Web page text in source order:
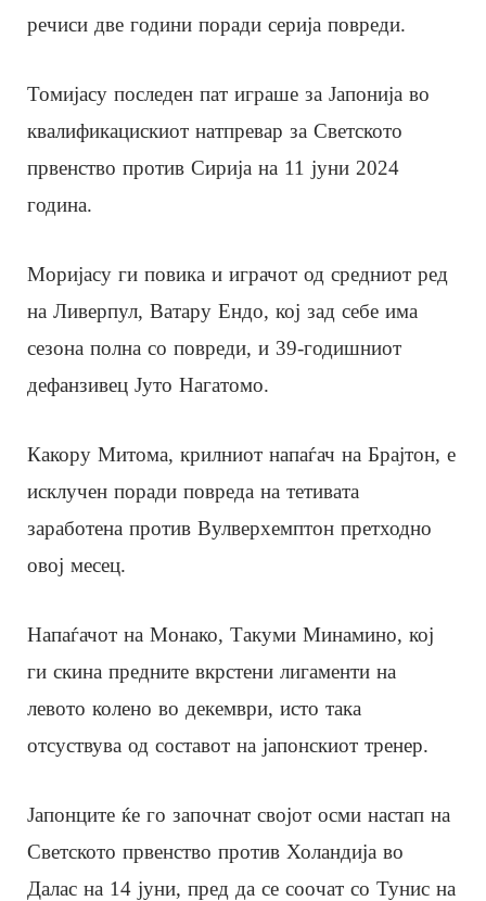
речиси две години поради серија повреди.
Томијасу последен пат играше за Јапонија во
квалификацискиот натпревар за Светското
првенство против Сирија на 11 јуни 2024
година.
Моријасу ги повика и играчот од средниот ред
на Ливерпул, Ватару Ендо, кој зад себе има
сезона полна со повреди, и 39-годишниот
дефанзивец Јуто Нагатомо.
Какору Митома, крилниот напаѓач на Брајтон, е
исклучен поради повреда на тетивата
заработена против Вулверхемптон претходно
овој месец.
Напаѓачот на Монако, Такуми Минамино, кој
ги скина предните вкрстени лигаменти на
левото колено во декември, исто така
отсуствува од составот на јапонскиот тренер.
Јапонците ќе го започнат својот осми настап на
Светското првенство против Холандија во
Далас на 14 јуни, пред да се соочат со Тунис на